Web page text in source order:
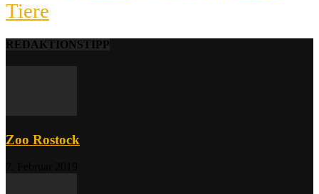
Tiere
REDAKTIONSTIPP
Zoo Rostock